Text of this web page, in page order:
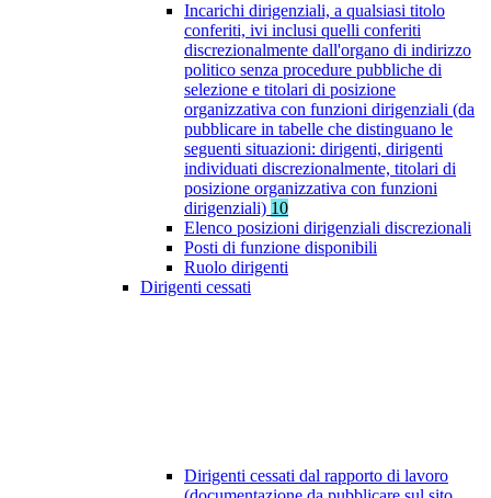
Incarichi dirigenziali, a qualsiasi titolo
conferiti, ivi inclusi quelli conferiti
discrezionalmente dall'organo di indirizzo
politico senza procedure pubbliche di
selezione e titolari di posizione
organizzativa con funzioni dirigenziali (da
pubblicare in tabelle che distinguano le
seguenti situazioni: dirigenti, dirigenti
individuati discrezionalmente, titolari di
posizione organizzativa con funzioni
dirigenziali) 10
Elenco posizioni dirigenziali discrezionali
Posti di funzione disponibili
Ruolo dirigenti
Dirigenti cessati
Dirigenti cessati dal rapporto di lavoro